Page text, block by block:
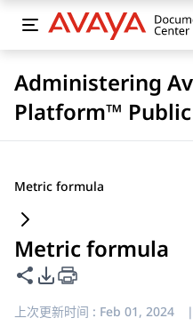
Administering
Platform™
Metric formula
Metric formula
共享此页面
PDF 导出选项
上次更新时间 : Feb 01, 2024 |